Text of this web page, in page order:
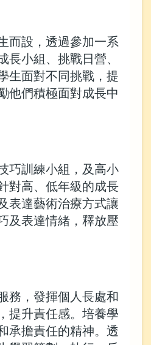
而設，透過參加一系
長小組、挑戰日營、
生面對不同挑戰，提
他們積極面對成長中
巧訓練小組，及高小
對高、低年級的成長
表達藝術治療方式讓
及表達情緒，釋放壓
務，發揮個人長處和
提升責任感。培養學
承擔責任的精神。透